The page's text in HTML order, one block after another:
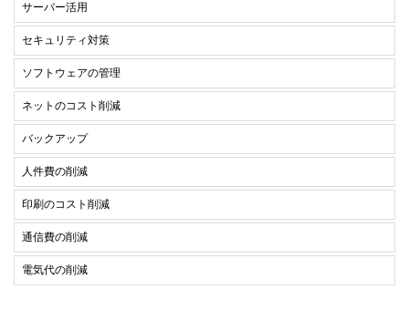
サーバー活用
セキュリティ対策
ソフトウェアの管理
ネットのコスト削減
バックアップ
人件費の削減
印刷のコスト削減
通信費の削減
電気代の削減